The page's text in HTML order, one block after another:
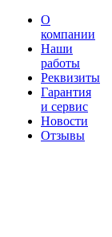
О
компании
Наши
работы
Реквизиты
Гарантия
и сервис
Новости
Отзывы